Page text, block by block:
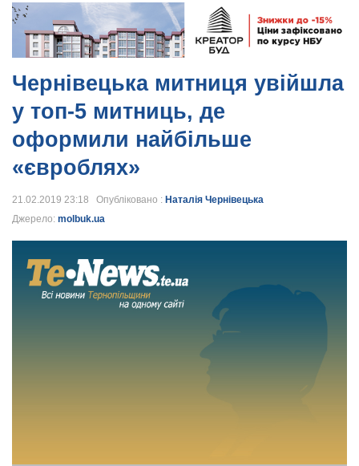
Чернівецька митниця увійшла
у топ-5 митниць, де
оформили найбільше
«євроблях»
21.02.2019 23:18 Опубліковано : Наталія Чернівецька
Джерело: molbuk.ua